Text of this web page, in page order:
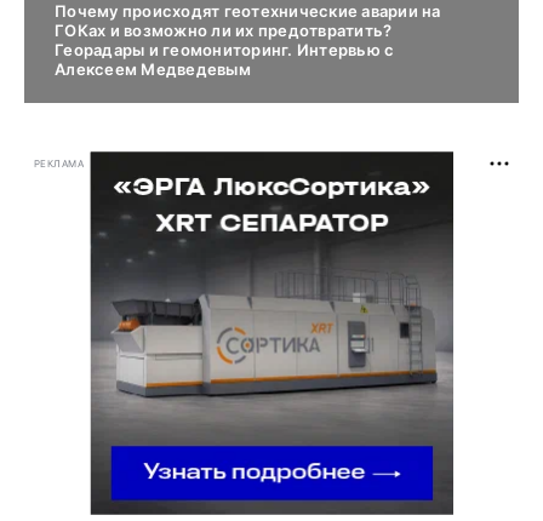
Почему происходят геотехнические аварии на
ГОКах и возможно ли их предотвратить?
Георадары и геомониторинг. Интервью с
Алексеем Медведевым
РЕКЛАМА